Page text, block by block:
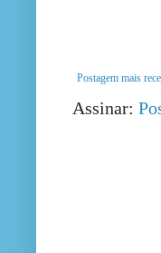
Postagem mais
Assinar: